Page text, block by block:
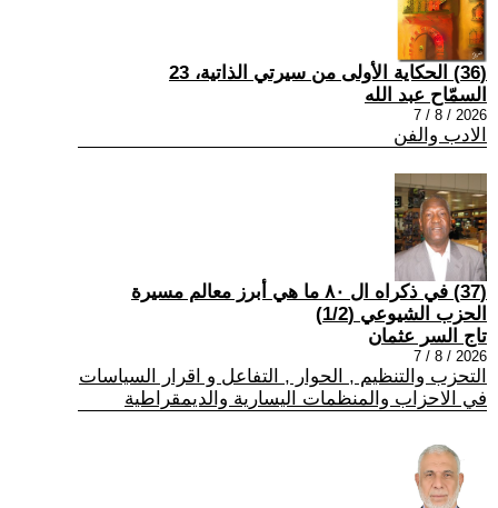
(36) الحكاية الأولى من سيرتي الذاتية، 23
السمّاح عبد الله
2026 / 8 / 7
الادب والفن
(37) في ذكراه ال ٨٠ ما هي أبرز معالم مسيرة
الحزب الشيوعي (1/2)
تاج السر عثمان
2026 / 8 / 7
التحزب والتنظيم , الحوار , التفاعل و اقرار السياسات
في الاحزاب والمنظمات اليسارية والديمقراطية